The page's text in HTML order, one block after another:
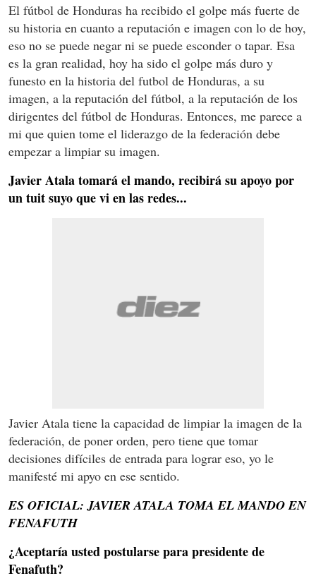
El fútbol de Honduras ha recibido el golpe más fuerte de
su historia en cuanto a reputación e imagen con lo de hoy,
eso no se puede negar ni se puede esconder o tapar. Esa
es la gran realidad, hoy ha sido el golpe más duro y
funesto en la historia del futbol de Honduras, a su
imagen, a la reputación del fútbol, a la reputación de los
dirigentes del fútbol de Honduras. Entonces, me parece a
mi que quien tome el liderazgo de la federación debe
empezar a limpiar su imagen.
Javier Atala tomará el mando, recibirá su apoyo por
un tuit suyo que vi en las redes...
Javier Atala tiene la capacidad de limpiar la imagen de la
federación, de poner orden, pero tiene que tomar
decisiones difíciles de entrada para lograr eso, yo le
manifesté mi apyo en ese sentido.
ES OFICIAL: JAVIER ATALA TOMA EL MANDO EN
FENAFUTH
¿Aceptaría usted postularse para presidente de
Fenafuth?